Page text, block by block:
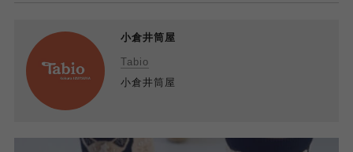
小倉井筒屋
Tabio
小倉井筒屋